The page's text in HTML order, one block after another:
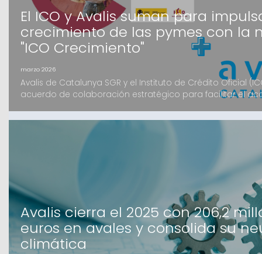
El ICO y Avalis suman para
crecimiento de las pymes con la
"ICO Crecimiento"
marzo 2026
Avalis de Catalunya SGR y el Instituto de Crédito Oficial
acuerdo de colaboración estratégico para facilitar el
Crecimiento, las pequeñas y medianas empresas
en condiciones preferentes y con el apoyo de la garan
Avalis cierra el 2025 con 206,2
euros en avales y consolida su
climática